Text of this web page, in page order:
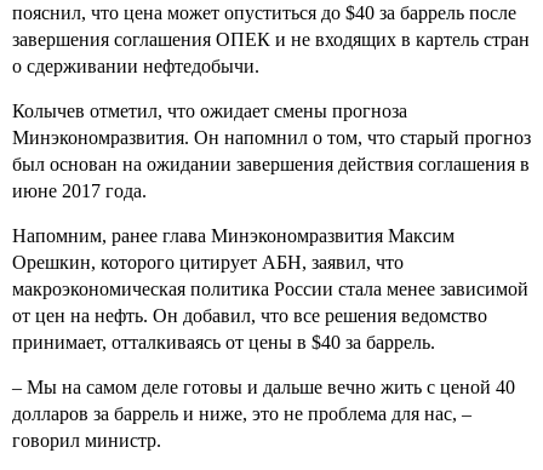
пояснил, что цена может опуститься до $40 за баррель после
завершения соглашения ОПЕК и не входящих в картель стран
о сдерживании нефтедобычи.
Колычев отметил, что ожидает смены прогноза
Минэкономразвития. Он напомнил о том, что старый прогноз
был основан на ожидании завершения действия соглашения в
июне 2017 года.
Напомним, ранее глава Минэкономразвития Максим
Орешкин, которого цитирует АБН, заявил, что
макроэкономическая политика России стала менее зависимой
от цен на нефть. Он добавил, что все решения ведомство
принимает, отталкиваясь от цены в $40 за баррель.
– Мы на самом деле готовы и дальше вечно жить с ценой 40
долларов за баррель и ниже, это не проблема для нас, –
говорил министр.